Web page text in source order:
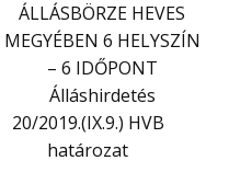
ÁLLÁSBÖRZE HEVES
MEGYÉBEN 6 HELYSZÍN
– 6 IDŐPONT
Álláshirdetés
20/2019.(IX.9.) HVB
határozat